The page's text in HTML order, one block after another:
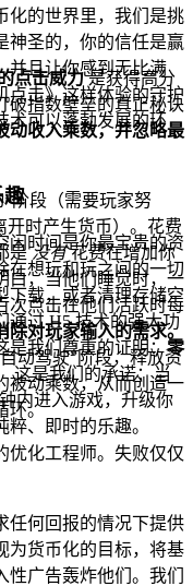
点击威力是获得高分
破指数壁垒的真正秘诀
动收入乘数，并忽略最
阶段（需要玩家努
开时产生货币）。花费
是没有花费在增加你
白，当他们睡觉时，一
次点击在他们活跃时每
除对玩家输入的需求。
动驾驶”阶段，释放资
被动乘数，从而创造一
环。
优化工程师。失败仅仅
化的世界里，我们是挑
神圣的，你的信任是赢
并且让你感到无比满
点击》这样体验的守护
可以蓬勃发展的环
趣
闲时间是你最宝贵的资
在想玩和玩之间的一切
下载，或者清理存储空
通过 H5 技术的强大功
是我们尊重的证明：零
这是我们的承诺：当
内进入游戏，升级你
、即时的乐趣。
任何回报的情况下提供
为货币化的目标，将基
广告轰炸他们。我们